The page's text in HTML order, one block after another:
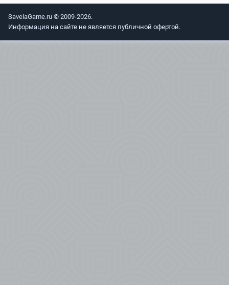
SavelaGame.ru © 2009-2026.
Информация на сайте не является публичной офертой.